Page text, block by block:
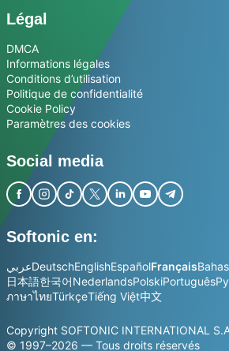
Légal
DMCA
Informations légales
Conditions d’utilisation
Politique de confidentialité
Cookie Policy
Paramètres des cookies
Social media
Softonic en:
عربيDeutschEnglishEspañolFrançais
日本語한국어NederlandsPolskiPortuguês
ภาษาไทยTürkçeTiếng Việt中文
Copyright SOFTONIC INTERNATIONAL
© 1997–2026 — Tous droits réservés